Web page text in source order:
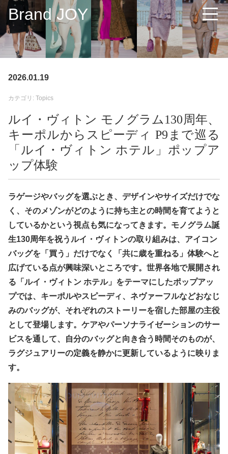
Brand JOY
2026.01.19
カテゴリ: Topics
ルイ・ヴィトン モノグラム130周年、
キーポルからスピーディ P9まで巡る
「ルイ・ヴィトン ホテル」ポップア
ップ体験
ラゲージやバッグを選ぶとき、デザインやサイズだけでな
く、そのメゾンがどのように持ち主との時間を育てようと
しているかという視点も気になってきます。モノグラム誕
生130周年を祝うルイ・ヴィトンの取り組みは、アイコン
バッグを「買う」だけでなく「共に歳を重ねる」体験へと
広げている点が興味深いところです。世界各地で展開され
る「ルイ・ヴィトン ホテル」をテーマにしたポップアッ
プでは、キーポルやスピーディ、ネヴァーフルなどおなじ
みのバッグが、それぞれのストーリーを宿した部屋の主役
として登場します。ケアやパーソナライゼーションのサー
ビスを通して、自分のバッグと向き合う時間そのものが、
ラグジュアリーの定義を静かに更新しているように映りま
す。